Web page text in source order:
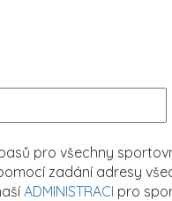
pro všechny
zadání adresy
ADMINISTRACI pro